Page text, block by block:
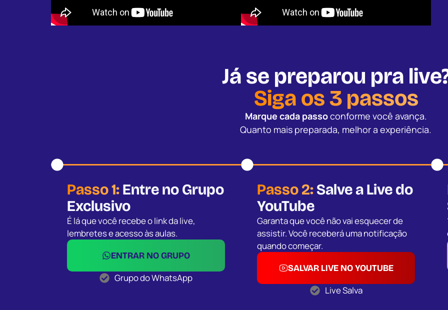
Já se preparou pra
Siga os 3 passos
Marque cada passoconforme você avança.
Quanto mais preparada, melhor a experiência.
Passo 1:Entre no Grupo
Exclusivo
É lá que você recebe o link da live,
lembretes e acesso às aulas.
ENTRAR NO GRUPO
Grupo do WhatsApp
Passo 2:Salve a Live do
YouTube
Garanta que você não vai esquecer de
assistir. Você receberá uma notificação
quando começar.
SALVAR LIVE NO YOUTUBE
Live Salva